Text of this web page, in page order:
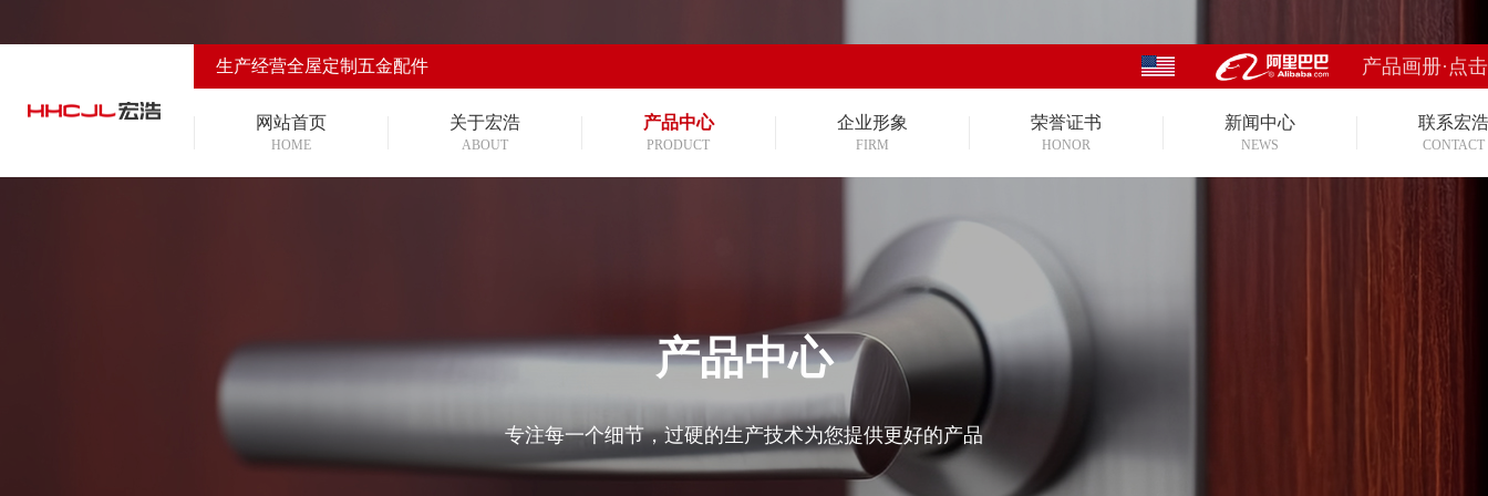
生产经营全屋定制五金配件 产品画册·点
网站首页
HOME
关于宏浩
ABOUT
产品中心
PRODUCT
企业形象
FIRM
荣誉证书
HONOR
新闻中心
NEWS
联系宏浩
CONTACT
产品中心
专注每一个细节，过硬的生产技术为您提供更好的产品